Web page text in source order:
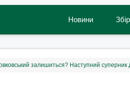
Новини
залишиться? Наступний суперник